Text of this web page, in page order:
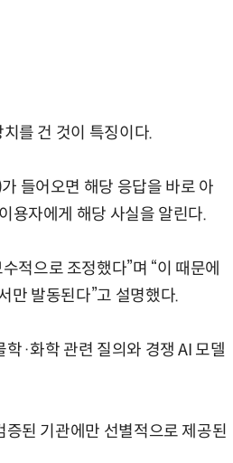
를 건 것이 특징이다.
들어오면 해당 응답을 바로 아
용자에게 해당 사실을 알린다.
적으로 조정했다”며 “이 때문에
만 발동된다”고 설명했다.
·화학 관련 질의와 경쟁 AI 모델
된 기관에만 선별적으로 제공된